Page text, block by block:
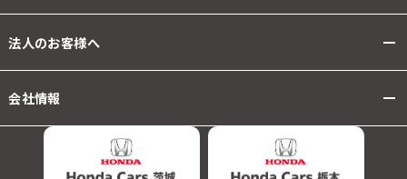
法人のお客様へ
会社情報